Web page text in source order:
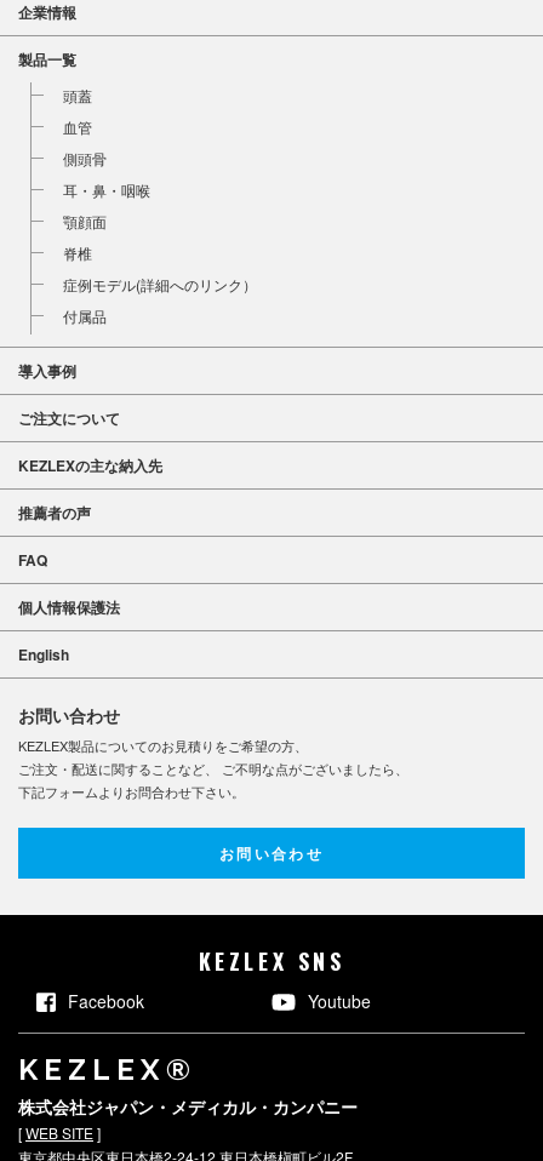
企業情報
製品一覧
頭蓋
血管
側頭骨
耳・鼻・咽喉
顎顔面
脊椎
症例モデル(詳細へのリンク）
付属品
導入事例
ご注文について
KEZLEXの主な納入先
推薦者の声
FAQ
個人情報保護法
English
お問い合わせ
KEZLEX製品についてのお見積りをご希望の方、
ご注文・配送に関することなど、 ご不明な点がございましたら、
下記フォームよりお問合わせ下さい。
お問い合わせ
KEZLEX SNS
Facebook Youtube
KEZLEX®
株式会社ジャパン・メディカル・カンパニー
[WEB SITE]